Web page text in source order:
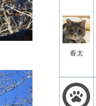
春太